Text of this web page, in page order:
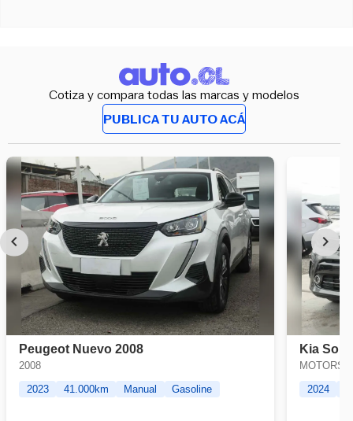
Cotiza y compara todas las marcas y modelos
PUBLICA TU AUTO ACÁ